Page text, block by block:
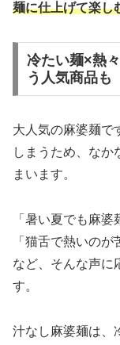
麺に仕上げて楽し
冷たい麺×熱
う人気商品も
大人気の麻婆麺で
しまうため、なか
まいます。
「暑い夏でも麻婆
「猫舌で熱いのが
など、そんな声に
す。
汁なし麻婆麺は、